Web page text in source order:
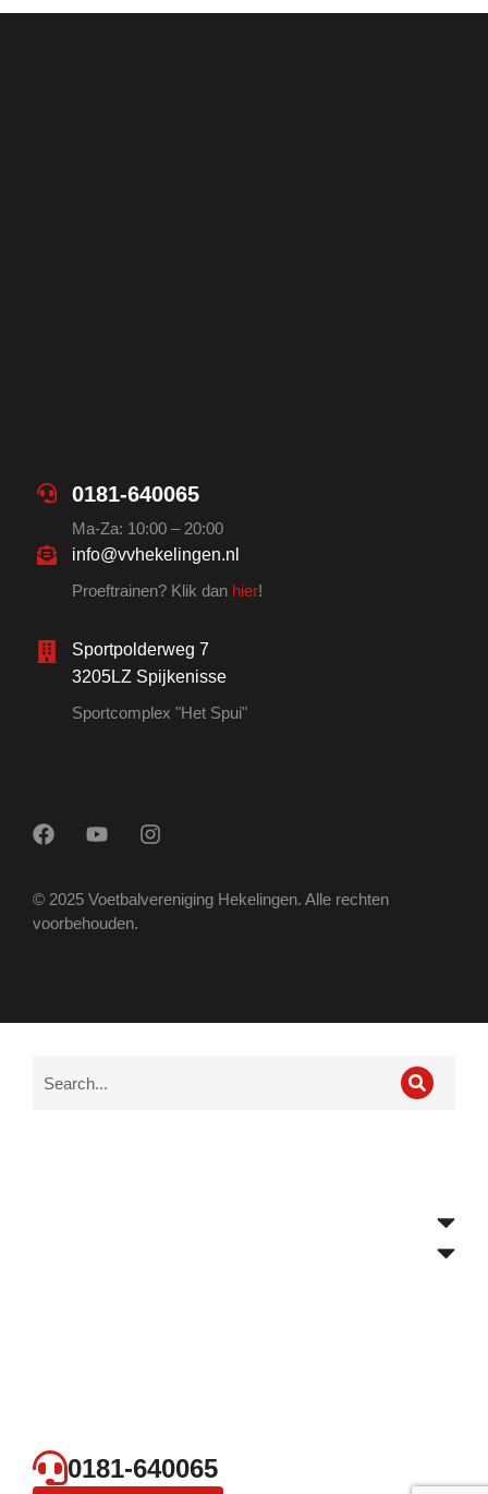
0181-640065
Ma-Za: 10:00 – 20:00
info@vvhekelingen.nl
Proeftrainen? Klik dan hier!
Sportpolderweg 7
3205LZ Spijkenisse
Sportcomplex "Het Spui"
© 2025 Voetbalvereniging Hekelingen. Alle rechten
voorbehouden.
0181-640065